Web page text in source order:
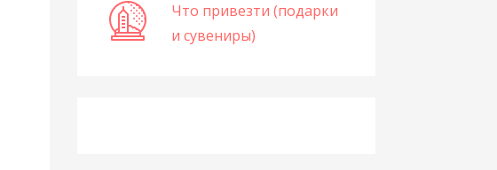
Что привезти (подарки
и сувениры)